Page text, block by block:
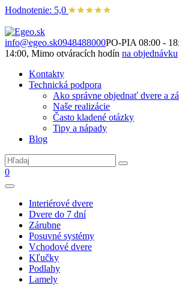
Hodnotenie: 5,0
info@egeo.sk0948488000PO-PIA 08:00 -
14:00, Mimo otváracích hodín na objednávku
Kontakty
Technická podpora
Ako správne objednať dvere a
Naše realizácie
Často kladené otázky
Tipy a nápady
Blog
0
Interiérové dvere
Dvere do 7 dní
Zárubne
Posuvné systémy
Vchodové dvere
Kľučky
Podlahy
Lamely